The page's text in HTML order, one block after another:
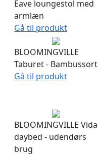
Eave loungestol med
armlæn
Gå til produkt
BLOOMINGVILLE
Taburet - Bambussort
Gå til produkt
BLOOMINGVILLE Vida
daybed - udendørs
brug